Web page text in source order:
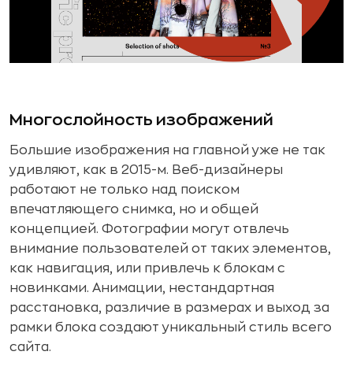
Многослойность изображений
Большие изображения на главной уже не так
удивляют, как в 2015-м. Веб-дизайнеры
работают не только над поиском
впечатляющего снимка, но и общей
концепцией. Фотографии могут отвлечь
внимание пользователей от таких элементов,
как навигация, или привлечь к блокам с
новинками. Анимации, нестандартная
расстановка, различие в размерах и выход за
рамки блока создают уникальный стиль всего
сайта.